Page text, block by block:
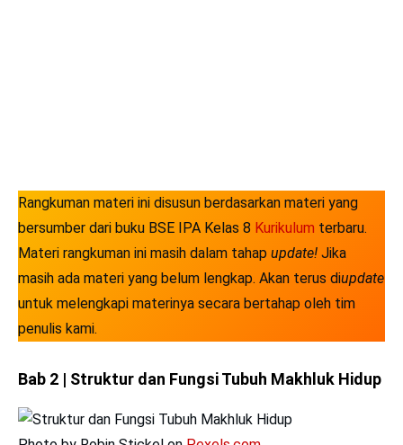
Rangkuman materi ini disusun berdasarkan materi yang
bersumber dari buku BSE IPA Kelas 8 Kurikulum terbaru.
Materi rangkuman ini masih dalam tahap update! Jika
masih ada materi yang belum lengkap. Akan terus diupdate
untuk melengkapi materinya secara bertahap oleh tim
penulis kami.
Bab 2 | Struktur dan Fungsi Tubuh Makhluk Hidup